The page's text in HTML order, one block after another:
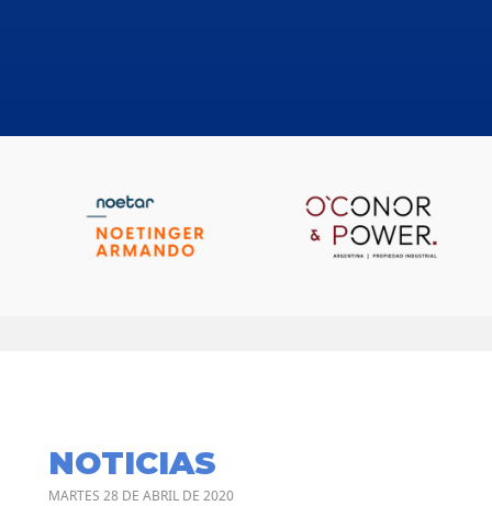
NOTICIAS
MARTES 28 DE ABRIL DE 2020